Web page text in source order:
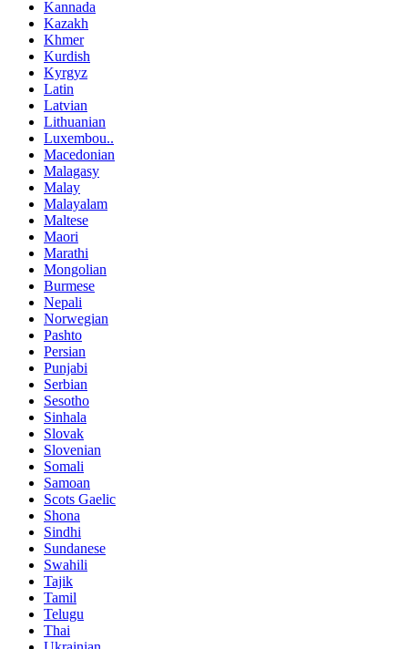
Kannada
Kazakh
Khmer
Kurdish
Kyrgyz
Latin
Latvian
Lithuanian
Luxembou..
Macedonian
Malagasy
Malay
Malayalam
Maltese
Maori
Marathi
Mongolian
Burmese
Nepali
Norwegian
Pashto
Persian
Punjabi
Serbian
Sesotho
Sinhala
Slovak
Slovenian
Somali
Samoan
Scots Gaelic
Shona
Sindhi
Sundanese
Swahili
Tajik
Tamil
Telugu
Thai